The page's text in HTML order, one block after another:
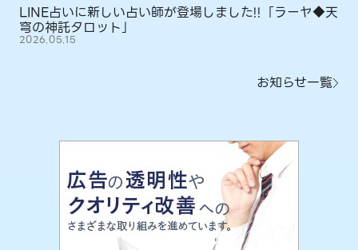
LINE占いに新しい占い師が登場しました!!「ラーヤ◆天
穹の神託タロット」
2026.05.15
お知らせ一覧